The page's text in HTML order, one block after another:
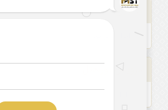
ایر لاین
سرویس تور/هتل